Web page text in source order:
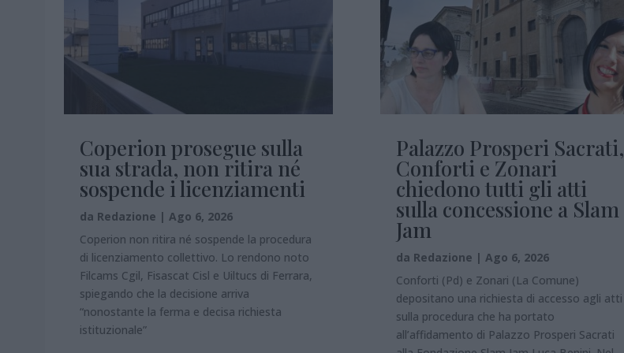
Coperion prosegue sulla
sua strada, non ritira né
sospende i licenziamenti
da Redazione | Ago 6, 2026
Coperion non ritira né sospende la procedura
di licenziamento collettivo. Lo rendono noto
Filcams Cgil, Fisascat Cisl e Uiltucs di Ferrara,
spiegando che la decisione arriva
“nonostante la ferma e decisa richiesta
istituzionale”
Palazzo Prosperi Sacrati,
Conforti e Zonari
chiedono tutti gli atti
sulla concessione a Slam
Jam
da Redazione | Ago 6, 2026
Conforti (Pd) e Zonari (La Comune)
depositano una richiesta di accesso agli atti
sulla procedura che ha portato
all’affidamento di Palazzo Prosperi Sacrati